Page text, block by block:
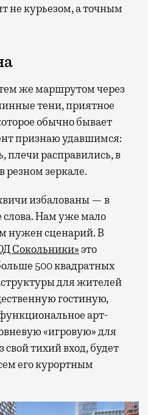
не курьезом, а точным
же маршрутом через
тени, приятное
обычно бывает
признаю удавшимся:
плечи расправились, в
резном зеркале.
избалованы — в
Нам уже мало
нужен сценарий. В
Сокольники»это
500 квадратных
для жителей
гостиную,
арт-
«игровую» для
тихий вход, будет
его курортным